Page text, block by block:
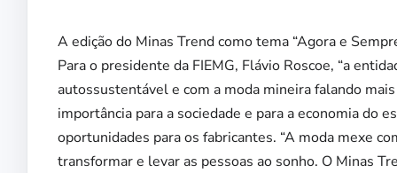
A edição do Minas Trend como tema “Agora e
Para o presidente da FIEMG, Flávio Roscoe, “a
autossustentável e com a moda mineira falando
importância para a sociedade e para a economia do
oportunidades para os fabricantes. “A moda mexe
transformar e levar as pessoas ao sonho. O Minas